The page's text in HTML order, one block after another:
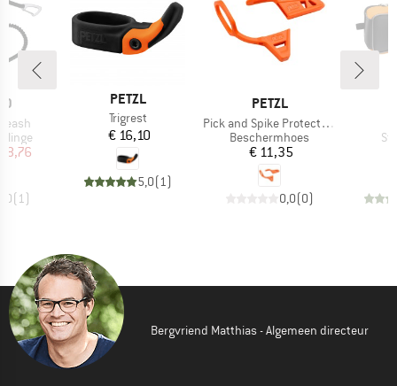
prijs
(1)
MERK
PETZL
Artikel
Trigrest
Prijs
€ 16,10
5,0(1)
MERK
PETZL
Artikel
Pick and Spike Protection
Productgroep
Beschermhoes
Prijs
€ 11,35
0,0(0)
Bergvriend Matthias - Algemeen directeur